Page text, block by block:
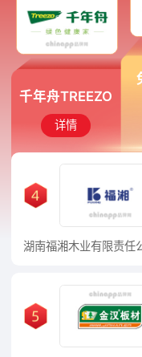
千年舟TREEZO
详情